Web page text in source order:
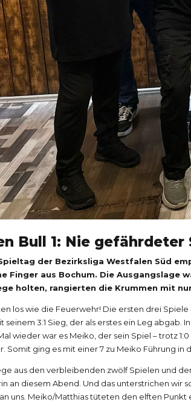
Bull 1: Nie gefährdeter
der Bezirksliga Westfalen Süd
Finger aus Bochum. Die Ausgangslage
holten, rangierten die Krummen mit
los wie die Feuerwehr! Die ersten drei Spiele
seinem 3:1 Sieg, der als erstes ein Leg abgab.
wieder war es Meiko, der sein Spiel – trotz
Somit ging es mit einer 7 zu Meiko Führung in
aus den verbleibenden zwölf Spielen und
an diesem Abend. Und das unterstrichen wir
uns. Meiko/Matthias tüteten den elften Punkt